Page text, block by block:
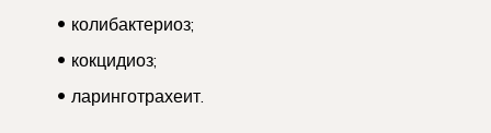
колибактериоз;
кокцидиоз;
ларинготрахеит.